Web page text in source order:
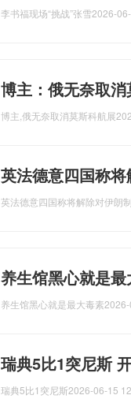
李书福现场“挑战”张雪2026-
博主：俄无奈取
博主,俄无奈取消莫斯科航展
英法德意四国称
英法德意四国称将解除对伊朗
养生馆黑心就是
养生馆黑心就是最大毒素
瑞典5比1突尼斯
瑞典5比1突尼斯2026-06-15